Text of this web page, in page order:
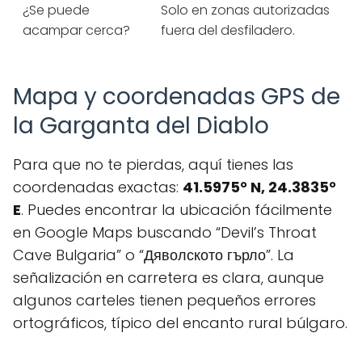
¿Se puede
acampar cerca?
Solo en zonas autorizadas
fuera del desfiladero.
Mapa y coordenadas GPS de
la Garganta del Diablo
Para que no te pierdas, aquí tienes las
coordenadas exactas: 41.5975° N, 24.3835°
E. Puedes encontrar la ubicación fácilmente
en Google Maps buscando “Devil’s Throat
Cave Bulgaria” o “Дяволското гърло”. La
señalización en carretera es clara, aunque
algunos carteles tienen pequeños errores
ortográficos, típico del encanto rural búlgaro.